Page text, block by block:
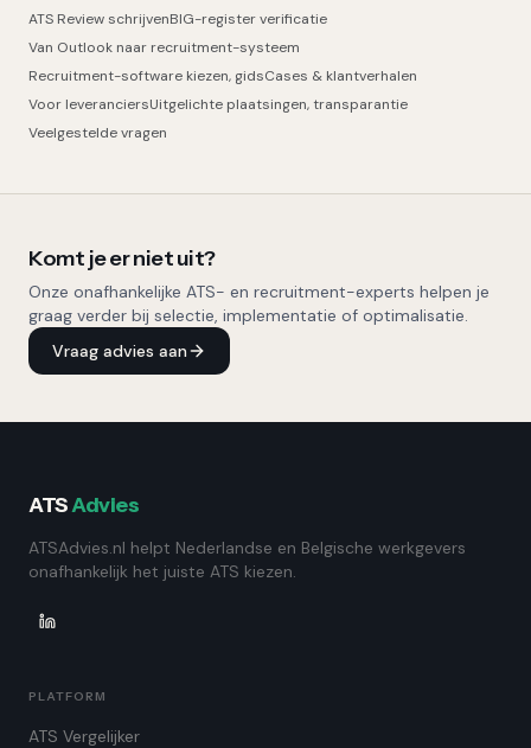
ATS Review schrijvenBIG-register verificatie
Van Outlook naar recruitment-systeem
Recruitment-software kiezen, gidsCases & klantverhalen
Voor leveranciersUitgelichte plaatsingen, transparantie
Veelgestelde vragen
Komt je er niet uit?
Onze onafhankelijke ATS- en recruitment-experts helpen je
graag verder bij selectie, implementatie of optimalisatie.
Vraag advies aan
ATSAdvies
ATSAdvies.nl helpt Nederlandse en Belgische werkgevers
onafhankelijk het juiste ATS kiezen.
PLATFORM
ATS Vergelijker